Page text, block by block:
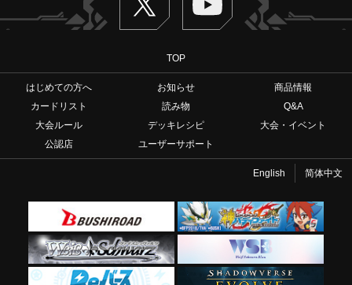
TOP
はじめての方へ お知らせ
商品情報
カードリスト
読み物
Q&A
大会ルール
デッキレシピ
大会・イベント
公認店
ユーザーサポート
English 简体中文